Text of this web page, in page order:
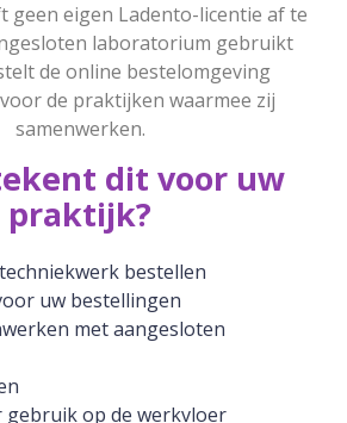
geen eigen Ladento-licentie af te
laboratorium gebruikt
de online bestelomgeving
de praktijken waarmee zij
samenwerken.
dit voor uw
praktijk?
bestellen
uw bestellingen
met aangesloten
gebruik op de werkvloer